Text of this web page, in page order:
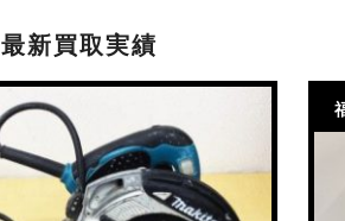
最新買取実績